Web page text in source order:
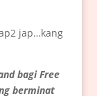
jap…kang
bagi Free
berminat